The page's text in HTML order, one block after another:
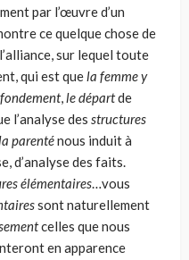
par l’œuvre d’un
ce quelque chose de
sur lequel toute
qui est quela femme y
,le départde
l’analyse des struc­tures
parenténous induit à
d’analyse des faits.
élé­mentaires…vous
sont naturellement
celles que nous
en apparence